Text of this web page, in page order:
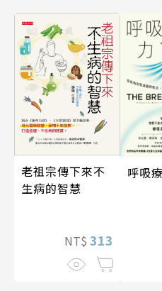
老祖宗傳下來不
生病的智慧
NT$ 313
呼吸